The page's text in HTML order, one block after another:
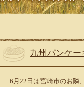
九州パンケー
6月22日は宮崎市のお隣